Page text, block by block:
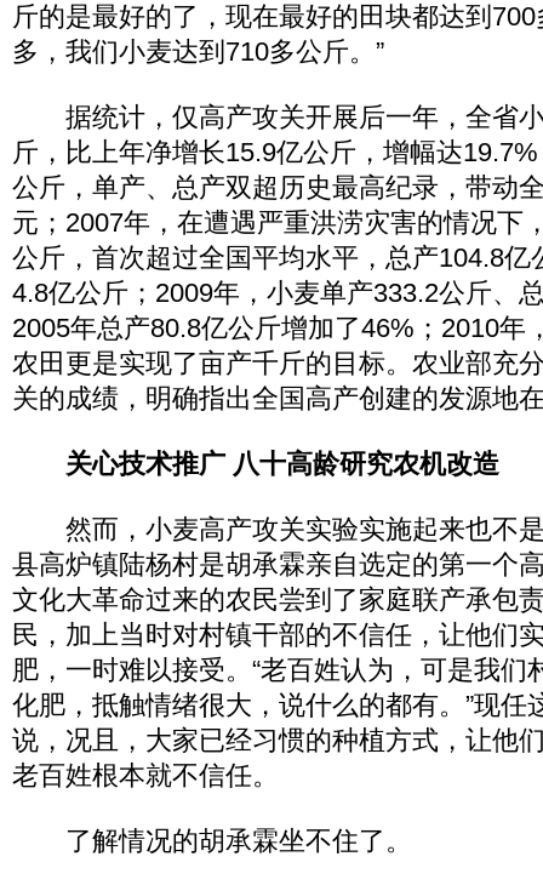
斤的是最好的了，现在最好的田块都达到
多，我们小麦达到710多公斤。”
据统计，仅高产攻关开展后一年，全省
斤，比上年净增长15.9亿公斤，增幅达
公斤，单产、总产双超历史最高纪录，带动
元；2007年，在遭遇严重洪涝灾害的情况下
公斤，首次超过全国平均水平，总产104.8亿
4.8亿公斤；2009年，小麦单产333.2公斤、
2005年总产80.8亿公斤增加了46%；2010年
农田更是实现了亩产千斤的目标。农业部充
关的成绩，明确指出全国高产创建的发源地
关心技术推广 八十高龄研究农机改造
然而，小麦高产攻关实验实施起来也不
县高炉镇陆杨村是胡承霖亲自选定的第一个
文化大革命过来的农民尝到了家庭联产承包
民，加上当时对村镇干部的不信任，让他们
肥，一时难以接受。“老百姓认为，可是我们
化肥，抵触情绪很大，说什么的都有。”现任
说，况且，大家已经习惯的种植方式，让他
老百姓根本就不信任。
了解情况的胡承霖坐不住了。